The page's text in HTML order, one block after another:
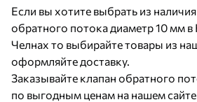
Если вы хотите выбрать из
обратного потока диаметр 10 мм
Челнах то выбирайте товары из
оформляйте доставку.
Заказывайте клапан обратного
по выгодным ценам на нашем